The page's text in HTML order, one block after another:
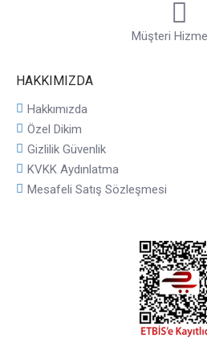
Müşteri
HAKKIMIZDA
Hakkımızda
Özel Dikim
Gizlilik Güvenlik
KVKK Aydınlatma
Mesafeli Satış Sözleşmesi